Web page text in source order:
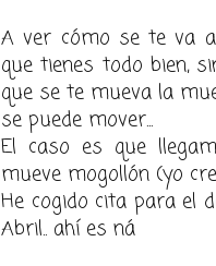
A ver cómo se te va
que tienes todo bien,
que se te mueva la
se puede mover...
El caso es que
mueve mogollón (yo
He cogido cita para el
Abril.. ahí es ná